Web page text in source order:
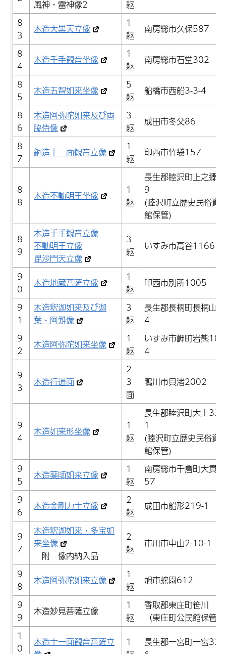
風神・雷神像2
躯
8
3
木造大黒天立像
1
躯
南房総市久保587
8
4
木造千手観音坐像
1
躯
南房総市石堂302
8
5
木造五智如来坐像
5
躯
船橋市西船3-3-4
8
6
木造阿弥陀如来及び両
脇侍像
3
躯
成田市冬父86
8
7
銅造十一面観音立像
1
躯
印西市竹袋157
8
8
木造不動明王坐像
1
躯
長生郡睦沢町上之郷
9
(睦沢町立歴史民俗資
館保管)
8
9
木造千手観音立像
不動明王立像
毘沙門天立像
3
躯
いすみ市高谷1166
9
0
木造地蔵菩薩立像
1
躯
印西市別所1005
9
1
木造釈迦如来及び迦
葉・阿難像
3
躯
長生郡長柄町長柄山
4
9
2
木造阿弥陀如来坐像
1
躯
いすみ市岬町岩熊105
4
9
3
木造行道面
2
3
面
鴨川市貝渚2002
9
4
木造如来形坐像
1
躯
長生郡睦沢町大上335
1
(睦沢町立歴史民俗資
館保管)
9
5
木造薬師如来立像
1
躯
南房総市千倉町大貫
57
9
6
木造金剛力士立像
2
躯
成田市船形219-1
9
7
木造釈迦如来・多宝如
来坐像
附 像内納入品
2
躯
市川市中山2-10-1
9
8
木造阿弥陀如来立像
1
躯
旭市蛇園612
9
9
木造妙見菩薩立像
1
躯
香取郡東庄町笹川
（東庄町公民館保管）
1
0
木造十一面観音菩薩立
1
長生郡一宮町一宮331